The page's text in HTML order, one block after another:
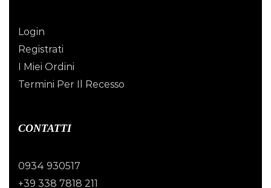
Login
Registrati
I Miei Ordini
Termini Per Il Recesso
CONTATTI
0934 930517
+39 338 7818 211